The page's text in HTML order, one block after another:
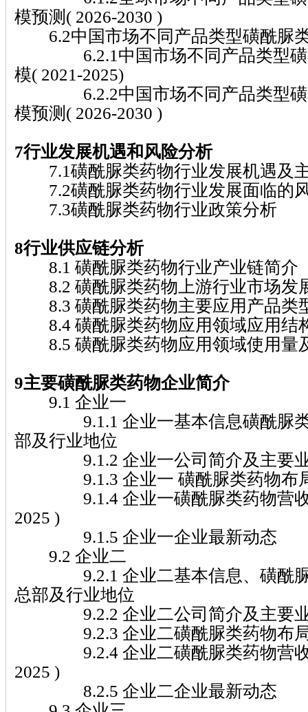
模预测( 2026-2030 )
6.2中国市场不同产品类型磺酰脲
6.2.1中国市场不同产品类型磺
模( 2021-2025)
6.2.2中国市场不同产品类型磺
模预测( 2026-2030 )
7行业发展机遇和风险分析
7.1磺酰脲类药物行业发展机遇及
7.2磺酰脲类药物行业发展面临的
7.3磺酰脲类药物行业政策分析
8行业供应链分析
8.1 磺酰脲类药物行业产业链简介
8.2 磺酰脲类药物上游行业市场发
8.3 磺酰脲类药物主要应用产品类
8.4 磺酰脲类药物应用领域应用结
8.5 磺酰脲类药物应用领域使用量
9主要磺酰脲类药物企业简介
9.1 企业一
9.1.1 企业一基本信息磺酰脲类
部及行业地位
9.1.2 企业一公司简介及主要
9.1.3 企业一 磺酰脲类药物布
9.1.4 企业一磺酰脲类药物营收
2025 )
9.1.5 企业一企业最新动态
9.2 企业二
9.2.1 企业二基本信息、磺酰脲
总部及行业地位
9.2.2 企业二公司简介及主要
9.2.3 企业二磺酰脲类药物布
9.2.4 企业二磺酰脲类药物营收
2025 )
8.2.5 企业二企业最新动态